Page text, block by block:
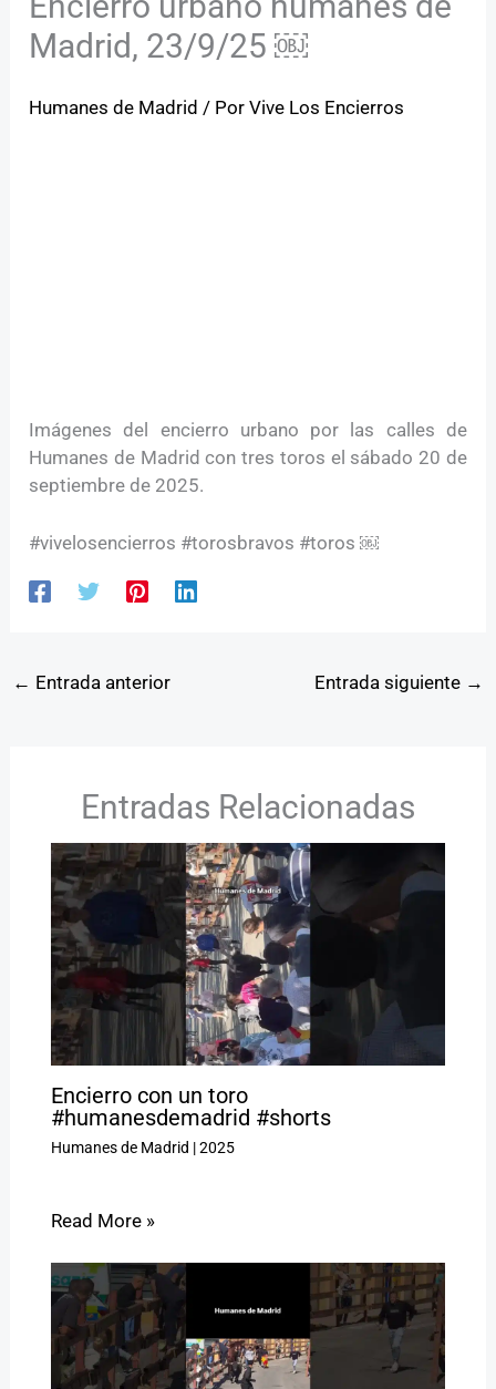
Madrid, 23/9/25 ￼
Humanes de Madrid / PorVive Los Encierros
Imágenes del encierro urbano por las calles de
Humanes de Madrid con tres toros el sábado 20 de
septiembre de 2025.
#vivelosencierros #torosbravos #toros ￼
← Entrada anterior Entrada siguiente →
Entradas Relacionadas
Encierro con un toro
#humanesdemadrid #shorts
Humanes de Madrid |2025
Read More »